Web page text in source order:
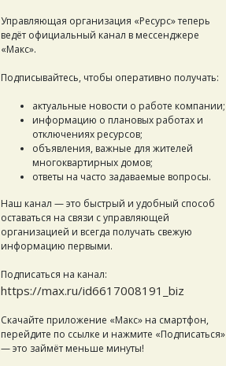
Управляющая организация «Ресурс» теперь
ведёт официальный канал в мессенджере
«Макс».
Подписывайтесь, чтобы оперативно получать:
актуальные новости о работе компании;
информацию о плановых работах и
отключениях ресурсов;
объявления, важные для жителей
многоквартирных домов;
ответы на часто задаваемые вопросы.
Наш канал — это быстрый и удобный способ
оставаться на связи с управляющей
организацией и всегда получать свежую
информацию первыми.
Подписаться на канал:
https://max.ru/id6617008191_biz
Скачайте приложение «Макс» на смартфон,
перейдите по ссылке и нажмите «Подписаться»
— это займёт меньше минуты!